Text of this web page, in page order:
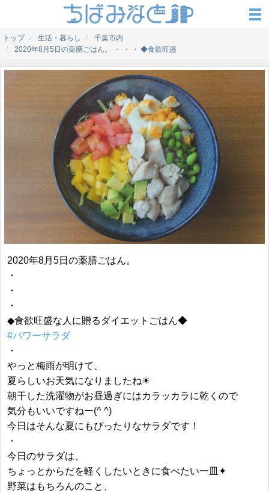
トップ 生活・暮らし
千葉市内
2020年8月5日の薬膳ごはん。 ・ ・ ・ ◆食欲旺盛
2020年8月5日の薬膳ごはん。
・
・
・
◆食欲旺盛な人に贈るダイエットごはん◆
#パワーサラダ
・
やっと梅雨が明けて、
夏らしいお天気になりましたね☀︎
朝干した洗濯物がお昼過ぎにはカラッカラに乾くので
気分もいいですねー(^ ^)
今日はそんな夏にもぴったりなサラダです！
・
今日のサラダは、
ちょっとからだを軽くしたいときに食べたい一皿✦
野菜はもちろんのこと、